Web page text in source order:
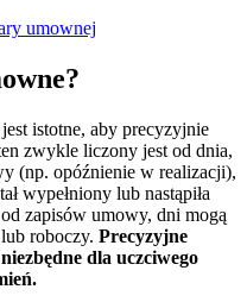
istotne, aby precyzyjnie
zwykle liczony jest od dnia,
(np. opóźnienie w realizacji),
wypełniony lub nastąpiła
zapisów umowy, dni mogą
roboczy. Precyzyjne
dla uczciwego